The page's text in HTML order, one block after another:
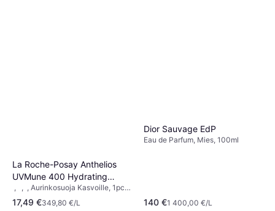
La Roche-Posay Anthelios
UVMune 400 Hydrating
Cream SPF50+ 50ml
, , , Aurinkosuoja Kasvoille, 1pcs,
Kosteuttava, UVA-suojaus,
Vedenkestävä, UV-suoja,
17,49 €349,80 €/L
Dior Sauvage EdP
Eau de Parfum, Mies, 100ml
140 €1 400,00 €/L